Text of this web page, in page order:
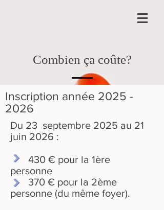
Combien ça coûte?
Inscription année 2025 -
2026
Du 23 septembre 2025 au 21
juin 2026 :
430 € pour la 1ère
personne
370 € pour la 2ème
personne (du même foyer).